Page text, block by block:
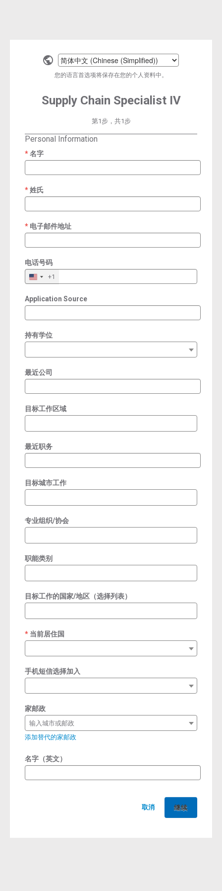
Select
language
您的语言首选项将保存在您的个人资料中。
Supply Chain Specialist IV
第1步，共1步
Personal Information
名字
required
姓氏
required
电子邮件地址
required
电话号码
+1
Application Source
持有学位
最近公司
目标工作区域
最近职务
目标城市工作
专业组织/协会
职能类别
目标工作的国家/地区（选择列表）
当前居住国
required
手机短信选择加入
家邮政
输入城市或邮政
添加替代的家邮政
名字（英文）
取消